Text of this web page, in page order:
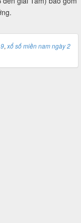
, xổ số miền nam ngày 2